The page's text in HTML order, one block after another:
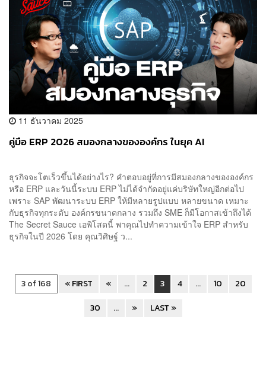
11 ธันวาคม 2025
คู่มือ ERP 2026 สมองกลางขององค์กร ในยุค AI
ธุรกิจจะโตเร็วขึ้นได้อย่างไร? คำตอบอยู่ที่การมีสมองกลางขององค์กร
หรือ ERP และวันนี้ระบบ ERP ไม่ได้จำกัดอยู่แค่บริษัทใหญ่อีกต่อไป
เพราะ SAP พัฒนาระบบ ERP ให้มีหลายรูปแบบ หลายขนาด เหมาะ
กับธุรกิจทุกระดับ องค์กรขนาดกลาง รวมถึง SME ก็มีโอกาสเข้าถึงได้
The Secret Sauce เอพิโสดนี้ พาคุณไปทำความเข้าใจ ERP สำหรับ
ธุรกิจในปี 2026 โดย คุณวิศิษฐ์ ว...
3 of 168 « FIRST « ... 2 3 4 ... 10
20
30
... » LAST »